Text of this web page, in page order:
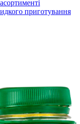
приготування